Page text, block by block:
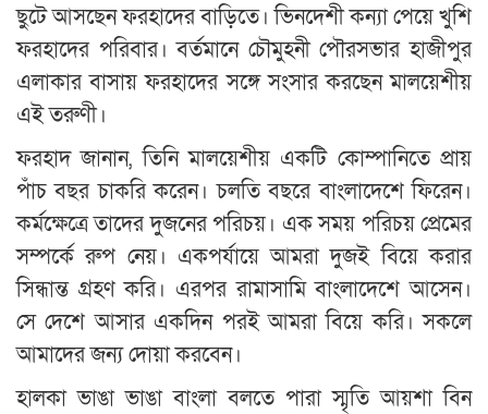
ছুটে আসছেন ফরহাদের বাড়িতে। ভিনদেশী কন্যা পেয়ে খুশি
ফরহাদের পরিবার। বর্তমানে চৌমুহনী পৌরসভার হাজীপুর
এলাকার বাসায় ফরহাদের সঙ্গে সংসার করছেন মালয়েশীয়
এই তরুণী।
ফরহাদ জানান, তিনি মালয়েশীয় একটি কোম্পানিতে প্রায়
পাঁচ বছর চাকরি করেন। চলতি বছরে বাংলাদেশে ফিরেন।
কর্মক্ষেত্রে তাদের দুজনের পরিচয়। এক সময় পরিচয় প্রেমের
সম্পর্কে রুপ নেয়। একপর্যায়ে আমরা দুজই বিয়ে করার
সিন্ধান্ত গ্রহণ করি। এরপর রামাসামি বাংলাদেশে আসেন।
সে দেশে আসার একদিন পরই আমরা বিয়ে করি। সকলে
আমাদের জন্য দোয়া করবেন।
হালকা ভাঙা ভাঙা বাংলা বলতে পারা স্মৃতি আয়শা বিন